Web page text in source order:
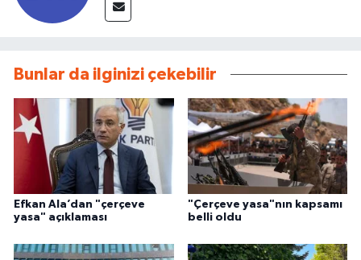
Bunlar da ilginizi çekebilir
Efkan Ala’dan "çerçeve
yasa" açıklaması
"Çerçeve yasa"nın kapsamı
belli oldu